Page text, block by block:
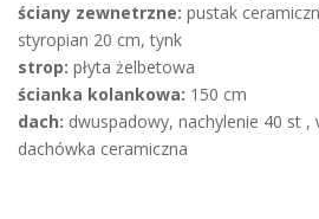
ściany zewnetrzne: pustak
styropian 20 cm, tynk
strop: płyta żelbetowa
ścianka kolankowa: 150 cm
dach: dwuspadowy, nachylenie 40 st ,
dachówka ceramiczna